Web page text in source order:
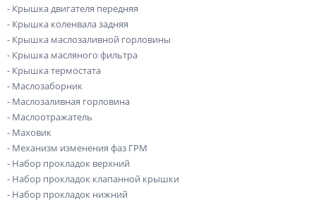
- Крышка двигателя передняя
- Крышка коленвала задняя
- Крышка маслозаливной горловины
- Крышка масляного фильтра
- Крышка термостата
- Маслозаборник
- Маслозаливная горловина
- Маслоотражатель
- Маховик
- Механизм изменения фаз ГРМ
- Набор прокладок верхний
- Набор прокладок клапанной крышки
- Набор прокладок нижний